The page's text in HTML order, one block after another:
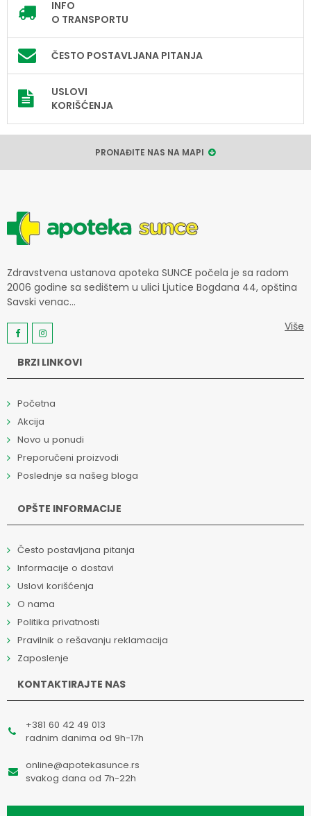
INFO
O TRANSPORTU
ČESTO POSTAVLJANA PITANJA
USLOVI
KORIŠĆENJA
PRONAĐITE NAS NA MAPI
Zdravstvena ustanova apoteka SUNCE počela je sa radom
2006 godine sa sedištem u ulici Ljutice Bogdana 44, opština
Savski venac...
Više
BRZI LINKOVI
Početna
Akcija
Novo u ponudi
Preporučeni proizvodi
Poslednje sa našeg bloga
OPŠTE INFORMACIJE
Često postavljana pitanja
Informacije o dostavi
Uslovi korišćenja
O nama
Politika privatnosti
Pravilnik o rešavanju reklamacija
Zaposlenje
KONTAKTIRAJTE NAS
+381 60 42 49 013
radnim danima od 9h-17h
online@apotekasunce.rs
svakog dana od 7h-22h